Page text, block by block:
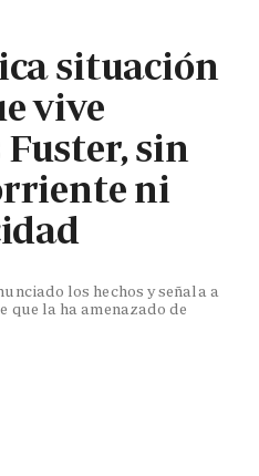
situación
vive
sin
ni
los hechos y señala a
que la ha amenazado de